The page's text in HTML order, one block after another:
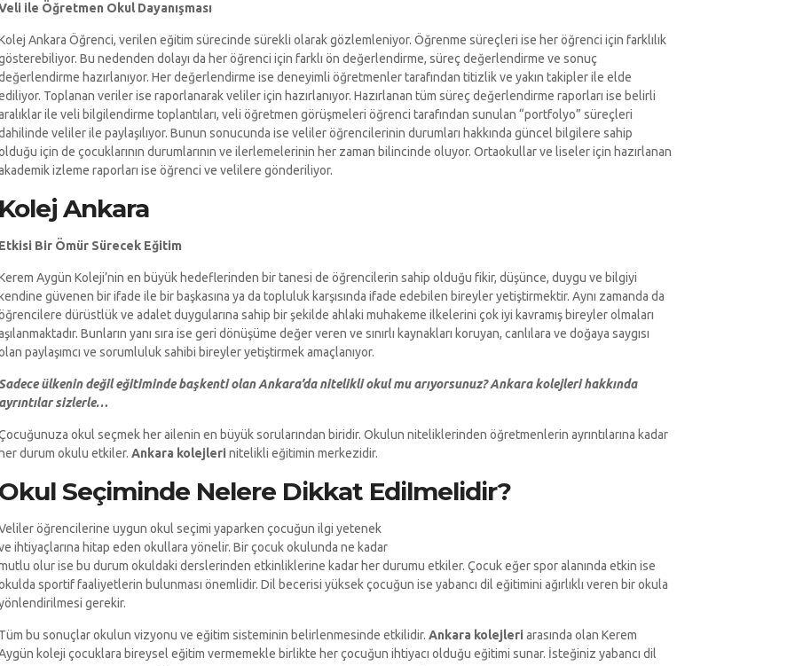
ile Öğretmen Okul Dayanışması
Ankara Öğrenci, verilen eğitim sürecinde sürekli olarak gözlemleniyor. Öğrenme süreçleri ise her öğrenci için farklılık
Bu nedenden dolayı da her öğrenci için farklı ön değerlendirme, süreç değerlendirme ve sonuç
hazırlanıyor. Her değerlendirme ise deneyimli öğretmenler tarafından titizlik ve yakın takipler ile elde
Toplanan veriler ise raporlanarak veliler için hazırlanıyor. Hazırlanan tüm süreç değerlendirme raporları ise belirli
ile veli bilgilendirme toplantıları, veli öğretmen görüşmeleri öğrenci tarafından sunulan “portfolyo” süreçleri
veliler ile paylaşılıyor. Bunun sonucunda ise veliler öğrencilerinin durumları hakkında güncel bilgilere sahip
için de çocuklarının durumlarının ve ilerlemelerinin her zaman bilincinde oluyor. Ortaokullar ve liseler için hazırlanan
izleme raporları ise öğrenci ve velilere gönderiliyor.
Kolej Ankara
Etkisi Bir Ömür Sürecek Eğitim
Aygün Koleji’nin en büyük hedeflerinden bir tanesi de öğrencilerin sahip olduğu fikir, düşünce, duygu ve bilgiyi
kendine güvenen bir ifade ile bir başkasına ya da topluluk karşısında ifade edebilen bireyler yetiştirmektir. Aynı zamanda da
dürüstlük ve adalet duygularına sahip bir şekilde ahlaki muhakeme ilkelerini çok iyi kavramış bireyler olmaları
Bunların yanı sıra ise geri dönüşüme değer veren ve sınırlı kaynakları koruyan, canlılara ve doğaya saygısı
paylaşımcı ve sorumluluk sahibi bireyler yetiştirmek amaçlanıyor.
Sadece ülkenin değil eğitiminde başkenti olan Ankara’da nitelikli okul mu arıyorsunuz? Ankara kolejleri hakkında
ayrıntılar sizlerle…
okul seçmek her ailenin en büyük sorularından biridir. Okulun niteliklerinden öğretmenlerin ayrıntılarına kadar
her durum okulu etkiler.Ankara kolejlerinitelikli eğitimin merkezidir.
Okul Seçiminde Nelere Dikkat Edilmelidir?
öğrencilerine uygun okul seçimi yaparken çocuğun ilgi yetenek
ihtiyaçlarına hitap eden okullara yönelir. Bir çocuk okulunda ne kadar
olur ise bu durum okuldaki derslerinden etkinliklerine kadar her durumu etkiler. Çocuk eğer spor alanında etkin ise
sportif faaliyetlerin bulunması önemlidir. Dil becerisi yüksek çocuğun ise yabancı dil eğitimini ağırlıklı veren bir okula
gerekir.
Tüm bu sonuçlar okulun vizyonu ve eğitim sisteminin belirlenmesinde etkilidir.Ankara kolejleriarasında olan Kerem
koleji çocuklara bireysel eğitim vermemekle birlikte her çocuğun ihtiyacı olduğu eğitimi sunar. İsteğiniz yabancı dil